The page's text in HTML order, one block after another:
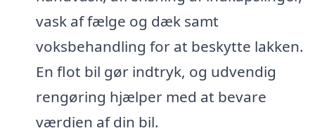
vask af fælge og dæk samt
voksbehandling for at beskytte lakken.
En flot bil gør indtryk, og udvendig
rengøring hjælper med at bevare
værdien af din bil.